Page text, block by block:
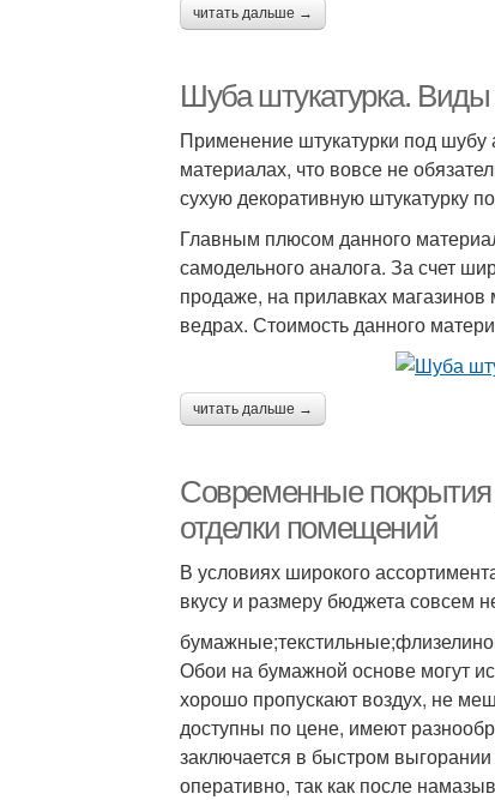
читать дальше →
Шуба штукатурка. Виды
Применение штукатурки под шубу
материалах, что вовсе не
сухую декоративную штукатурку
Главным плюсом данного
самодельного аналога. За счет
продаже, на прилавках
ведрах. Стоимость данного
читать дальше →
Современные покрытия
отделки помещений
В условиях широкого
вкусу и размеру бюджета совсем
Обои на бумажной основе могут
хорошо пропускают воздух, не
доступны по цене, имеют
заключается в быстром
оперативно, так как после